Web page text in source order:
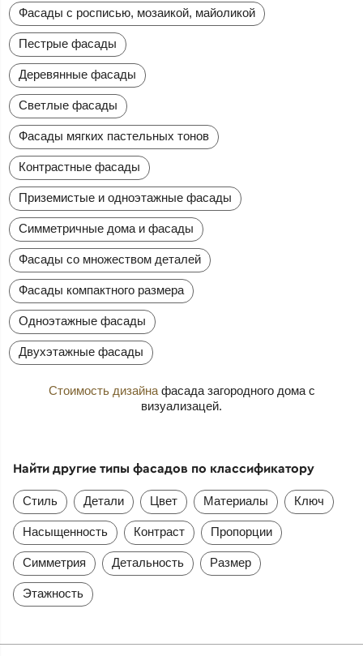
Фасады с росписью, мозаикой, майоликой
Пестрые фасады
Деревянные фасады
Светлые фасады
Фасады мягких пастельных тонов
Контрастные фасады
Приземистые и одноэтажные фасады
Симметричные дома и фасады
Фасады со множеством деталей
Фасады компактного размера
Одноэтажные фасады
Двухэтажные фасады
Стоимость дизайнафасада загородного дома с
визуализацей.
Найти другие типы фасадов по классификатору
Стиль Детали Цвет Материалы Ключ
Насыщенность Контраст Пропорции
Симметрия Детальность Размер
Этажность